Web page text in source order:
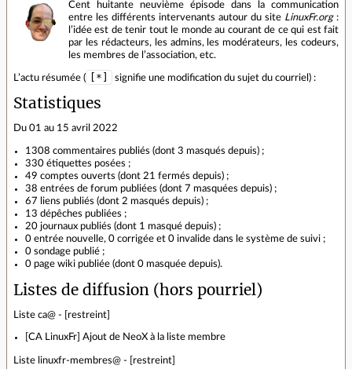
Cent huitante neuvième épisode dans la communication
entre les différents intervenants autour du site LinuxFr.org:
l’idée est de tenir tout le monde au courant de ce qui est fait
par les rédacteurs, les admins, les modérateurs, les codeurs,
les membres de l’association, etc.
L’actu résumée ( [*] signifie une modification du sujet du courriel) :
Statistiques
Du 01 au 15 avril 2022
1308 commentaires publiés (dont 3 masqués depuis) ;
330 étiquettes posées ;
49 comptes ouverts (dont 21 fermés depuis) ;
38 entrées de forum publiées (dont 7 masquées depuis) ;
67 liens publiés (dont 2 masqués depuis) ;
13 dépêches publiées ;
20 journaux publiés (dont 1 masqué depuis) ;
0 entrée nouvelle, 0 corrigée et 0 invalide dans le système de suivi ;
0 sondage publié ;
0 page wiki publiée (dont 0 masquée depuis).
Listes de diffusion (hors pourriel)
Liste ca@ - [restreint]
[CA LinuxFr] Ajout de NeoX à la liste membre
Liste linuxfr-membres@ - [restreint]